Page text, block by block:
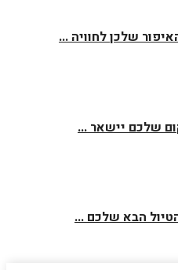
שלכן לחוויה ...
שלכם יישאר ...
הבא שלכם ...